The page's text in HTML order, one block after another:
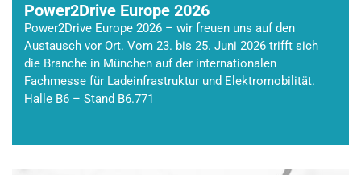
Power2Drive Europe 2026
Power2Drive Europe 2026 – wir freuen uns auf den
Austausch vor Ort. Vom 23. bis 25. Juni 2026 trifft sich
die Branche in München auf der internationalen
Fachmesse für Ladeinfrastruktur und Elektromobilität.
Halle B6 – Stand B6.771